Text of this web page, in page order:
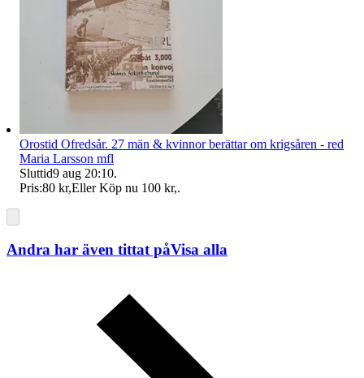
Orostid Ofredsår. 27 män & kvinnor berättar om krigsåren - red
Maria Larsson mfl
Sluttid9 aug 20:10.
Pris:80 kr,Eller Köp nu 100 kr,.
Andra har även tittat påVisa alla